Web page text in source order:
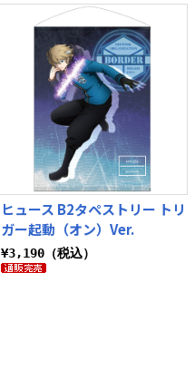
ヒュース B2タペストリー トリ
ガー起動（オン）Ver.
¥3,190（税込）